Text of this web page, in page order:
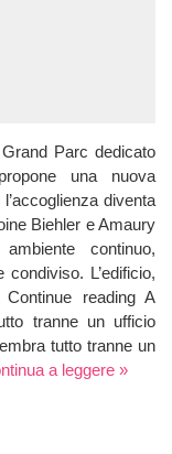
Parc dedicato
una nuova
diventa
Biehler e Amaury
continuo,
L’edificio,
reading A
tranne un ufficio
tutto tranne un
a leggere »